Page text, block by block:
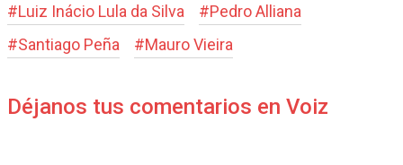
#Luiz Inácio Lula da Silva #Pedro Alliana
#Santiago Peña #Mauro Vieira
Déjanos tus comentarios en Voiz